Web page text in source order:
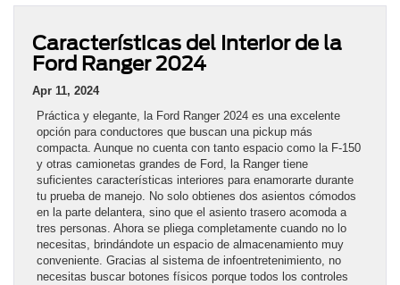
Características del Interior de la
Ford Ranger 2024
Apr 11, 2024
Práctica y elegante, la Ford Ranger 2024 es una excelente
opción para conductores que buscan una pickup más
compacta. Aunque no cuenta con tanto espacio como la F-150
y otras camionetas grandes de Ford, la Ranger tiene
suficientes características interiores para enamorarte durante
tu prueba de manejo. No solo obtienes dos asientos cómodos
en la parte delantera, sino que el asiento trasero acomoda a
tres personas. Ahora se pliega completamente cuando no lo
necesitas, brindándote un espacio de almacenamiento muy
conveniente. Gracias al sistema de infoentretenimiento, no
necesitas buscar botones físicos porque todos los controles